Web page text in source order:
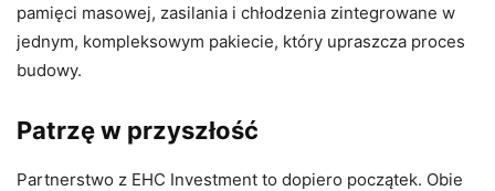
pamięci masowej, zasilania i chłodzenia zintegrowane w
jednym, kompleksowym pakiecie, który upraszcza proces
budowy.
Patrzę w przyszłość
Partnerstwo z EHC Investment to dopiero początek. Obie